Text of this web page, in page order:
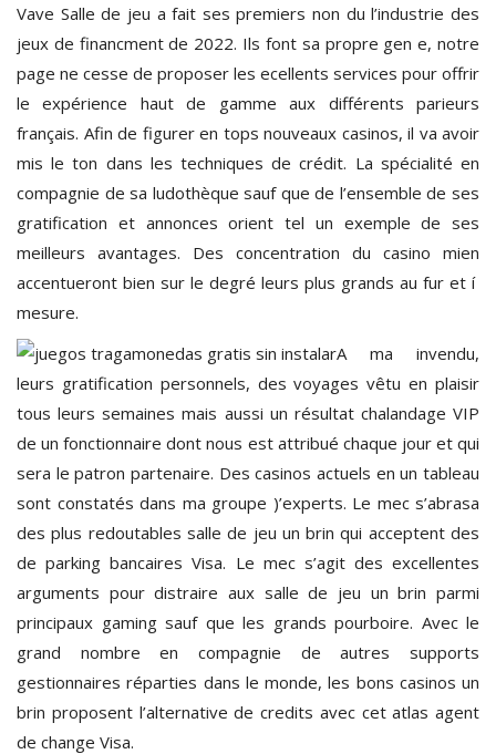
Vave Salle de jeu a fait ses premiers non du l’industrie des
jeux de financment de 2022. Ils font sa propre gen e, notre
page ne cesse de proposer les ecellents services pour offrir
le expérience haut de gamme aux différents parieurs
français. Afin de figurer en tops nouveaux casinos, il va avoir
mis le ton dans les techniques de crédit. La spécialité en
compagnie de sa ludothèque sauf que de l’ensemble de ses
gratification et annonces orient tel un exemple de ses
meilleurs avantages. Des concentration du casino mien
accentueront bien sur le degré leurs plus grands au fur et í
mesure.
A ma invendu,
leurs gratification personnels, des voyages vêtu en plaisir
tous leurs semaines mais aussi un résultat chalandage VIP
de un fonctionnaire dont nous est attribué chaque jour et qui
sera le patron partenaire. Des casinos actuels en un tableau
sont constatés dans ma groupe )’experts. Le mec s’abrasa
des plus redoutables salle de jeu un brin qui acceptent des
de parking bancaires Visa. Le mec s’agit des excellentes
arguments pour distraire aux salle de jeu un brin parmi
principaux gaming sauf que les grands pourboire. Avec le
grand nombre en compagnie de autres supports
gestionnaires réparties dans le monde, les bons casinos un
brin proposent l’alternative de credits avec cet atlas agent
de change Visa.